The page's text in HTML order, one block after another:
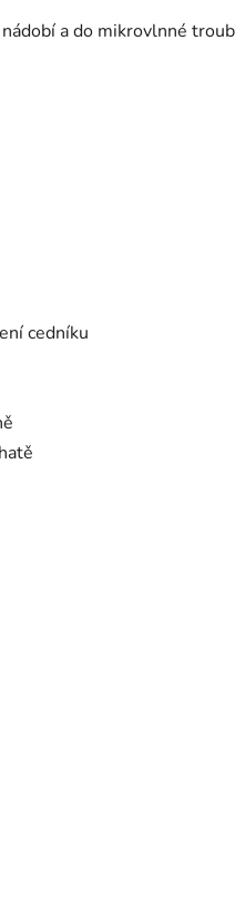
a do mikrovlnné
cedníku